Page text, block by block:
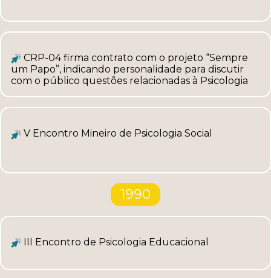
CRP-04 firma contrato com o projeto “Sempre
um Papo”, indicando personalidade para discutir
com o público questões relacionadas à Psicologia
V Encontro Mineiro de Psicologia Social
1990
III Encontro de Psicologia Educacional